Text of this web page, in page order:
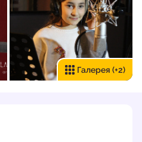
Галерея (+2)